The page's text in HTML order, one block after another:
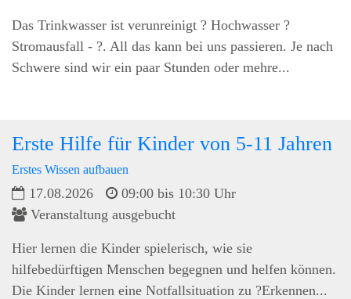
Das Trinkwasser ist verunreinigt ? Hochwasser ?
Stromausfall - ?. All das kann bei uns passieren. Je nach
Schwere sind wir ein paar Stunden oder mehre...
Erste Hilfe für Kinder von 5-11 Jahren
Erstes Wissen aufbauen
17.08.2026
09:00 bis 10:30 Uhr
Veranstaltung ausgebucht
Hier lernen die Kinder spielerisch, wie sie
hilfebedürftigen Menschen begegnen und helfen können.
Die Kinder lernen eine Notfallsituation zu ?Erkennen...